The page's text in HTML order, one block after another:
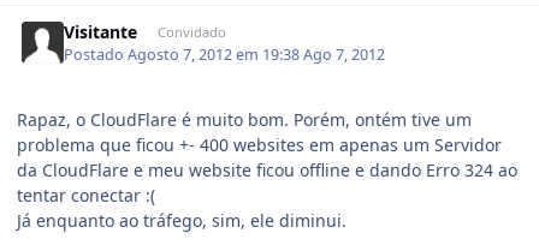
Visitante Convidado
PostadoAgosto 7, 2012 em 19:38Ago 7, 2012
Rapaz, o CloudFlare é muito bom. Porém, ontém tive um
problema que ficou +- 400 websites em apenas um Servidor
da CloudFlare e meu website ficou offline e dando Erro 324 ao
tentar conectar :(
Já enquanto ao tráfego, sim, ele diminui.